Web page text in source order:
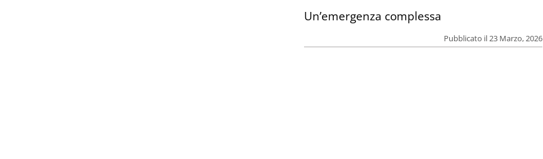
Pubblicato il 23 Marzo, 2026
Un’emergenza complessa